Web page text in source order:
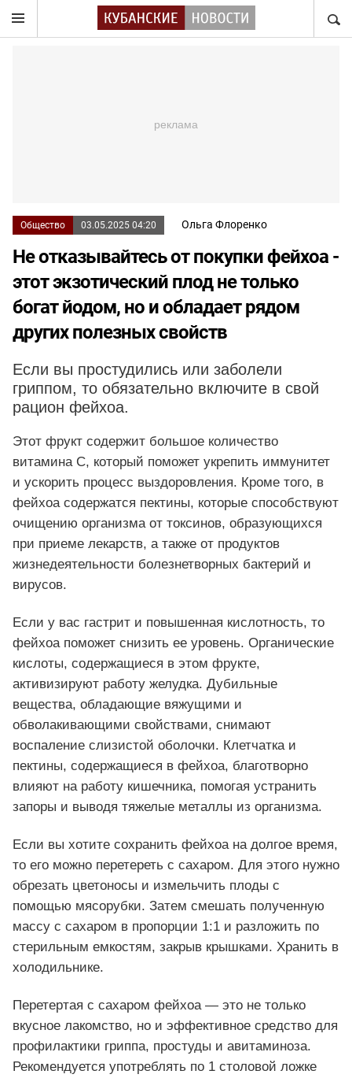
Общество 03.05.2025 04:20 Ольга Флоренко
Не отказывайтесь от покупки фейхоа -
этот экзотический плод не только
богат йодом, но и обладает рядом
других полезных свойств
Если вы простудились или заболели
гриппом, то обязательно включите в свой
рацион фейхоа.
Этот фрукт содержит большое количество
витамина С, который поможет укрепить иммунитет
и ускорить процесс выздоровления. Кроме того, в
фейхоа содержатся пектины, которые способствуют
очищению организма от токсинов, образующихся
при приеме лекарств, а также от продуктов
жизнедеятельности болезнетворных бактерий и
вирусов.
Если у вас гастрит и повышенная кислотность, то
фейхоа поможет снизить ее уровень. Органические
кислоты, содержащиеся в этом фрукте,
активизируют работу желудка. Дубильные
вещества, обладающие вяжущими и
обволакивающими свойствами, снимают
воспаление слизистой оболочки. Клетчатка и
пектины, содержащиеся в фейхоа, благотворно
влияют на работу кишечника, помогая устранить
запоры и выводя тяжелые металлы из организма.
Если вы хотите сохранить фейхоа на долгое время,
то его можно перетереть с сахаром. Для этого нужно
обрезать цветоносы и измельчить плоды с
помощью мясорубки. Затем смешать полученную
массу с сахаром в пропорции 1:1 и разложить по
стерильным емкостям, закрыв крышками. Хранить в
холодильнике.
Перетертая с сахаром фейхоа — это не только
вкусное лакомство, но и эффективное средство для
профилактики гриппа, простуды и авитаминоза.
Рекомендуется употреблять по 1 столовой ложке